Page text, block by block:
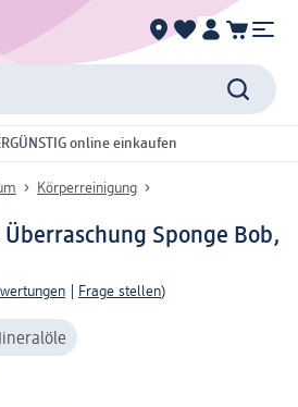
online einkaufen
Körperreinigung
Sponge Bob,
Frage stellen)